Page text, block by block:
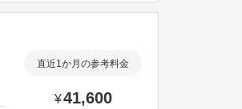
直近1か月の参考料金
¥41,600